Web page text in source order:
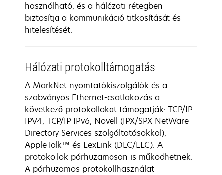
használható, és a hálózati rétegben
biztosítja a kommunikáció titkosítását és
hitelesítését.
Hálózati protokolltámogatás
A MarkNet nyomtatókiszolgálók és a
szabványos Ethernet-csatlakozás a
következő protokollokat támogatják: TCP/IP
IPV4, TCP/IP IPv6, Novell (IPX/SPX NetWare
Directory Services szolgáltatásokkal),
AppleTalk™ és LexLink (DLC/LLC). A
protokollok párhuzamosan is működhetnek.
A párhuzamos protokollhasználat